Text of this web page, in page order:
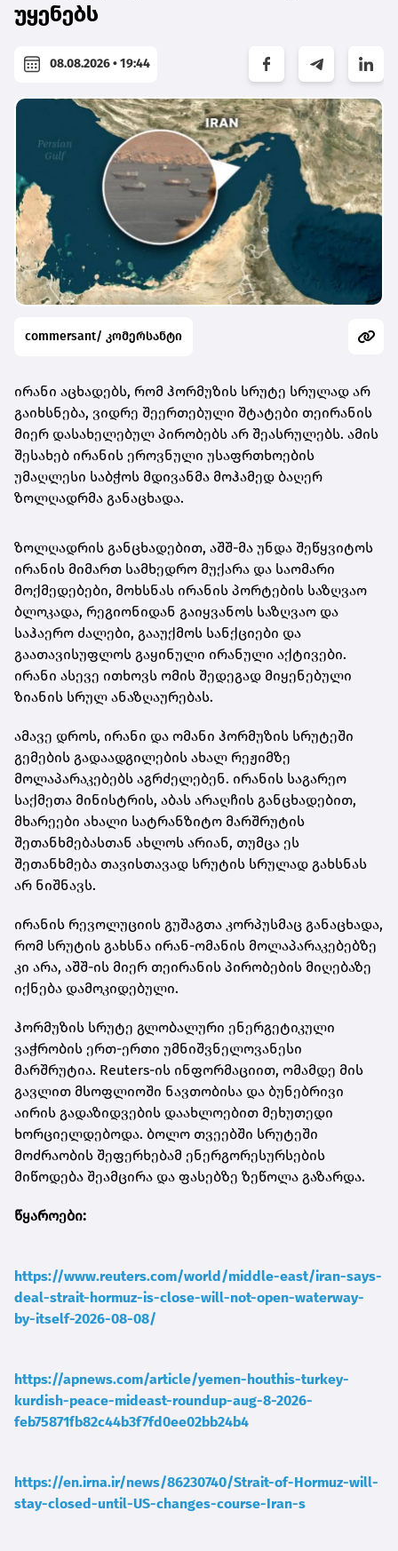
უყენებს
08.08.2026 • 19:44
commersant/ კომერსანტი
ირანი აცხადებს, რომ ჰორმუზის სრუტე სრულად არ
გაიხსნება, ვიდრე შეერთებული შტატები თეირანის
მიერ დასახელებულ პირობებს არ შეასრულებს. ამის
შესახებ ირანის ეროვნული უსაფრთხოების
უმაღლესი საბჭოს მდივანმა მოჰამედ ბაღერ
ზოლღადრმა განაცხადა.
ზოლღადრის განცხადებით, აშშ-მა უნდა შეწყვიტოს
ირანის მიმართ სამხედრო მუქარა და საომარი
მოქმედებები, მოხსნას ირანის პორტების საზღვაო
ბლოკადა, რეგიონიდან გაიყვანოს საზღვაო და
საჰაერო ძალები, გააუქმოს სანქციები და
გაათავისუფლოს გაყინული ირანული აქტივები.
ირანი ასევე ითხოვს ომის შედეგად მიყენებული
ზიანის სრულ ანაზღაურებას.
ამავე დროს, ირანი და ომანი ჰორმუზის სრუტეში
გემების გადაადგილების ახალ რეჟიმზე
მოლაპარაკებებს აგრძელებენ. ირანის საგარეო
საქმეთა მინისტრის, აბას არაღჩის განცხადებით,
მხარეები ახალი სატრანზიტო მარშრუტის
შეთანხმებასთან ახლოს არიან, თუმცა ეს
შეთანხმება თავისთავად სრუტის სრულად გახსნას
არ ნიშნავს.
ირანის რევოლუციის გუშაგთა კორპუსმაც განაცხადა,
რომ სრუტის გახსნა ირან-ომანის მოლაპარაკებებზე
კი არა, აშშ-ის მიერ თეირანის პირობების მიღებაზე
იქნება დამოკიდებული.
ჰორმუზის სრუტე გლობალური ენერგეტიკული
ვაჭრობის ერთ-ერთი უმნიშვნელოვანესი
მარშრუტია. Reuters-ის ინფორმაციით, ომამდე მის
გავლით მსოფლიოში ნავთობისა და ბუნებრივი
აირის გადაზიდვების დაახლოებით მეხუთედი
ხორციელდებოდა. ბოლო თვეებში სრუტეში
მოძრაობის შეფერხებამ ენერგორესურსების
მიწოდება შეამცირა და ფასებზე ზეწოლა გაზარდა.
წყაროები:
https://www.reuters.com/world/middle-east/iran-says-
deal-strait-hormuz-is-close-will-not-open-waterway-
by-itself-2026-08-08/
https://apnews.com/article/yemen-houthis-turkey-
kurdish-peace-mideast-roundup-aug-8-2026-
feb75871fb82c44b3f7fd0ee02bb24b4
https://en.irna.ir/news/86230740/Strait-of-Hormuz-will-
stay-closed-until-US-changes-course-Iran-s